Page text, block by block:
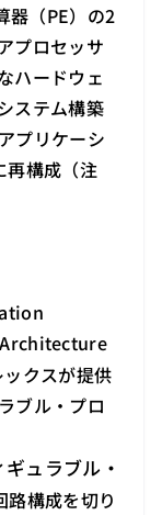
器（PE）の2
プロセッサ
ハードウェ
ステム構築
プリケーシ
再構成（注
クスが提供
ブル・プロ
ュラブル・
路構成を切り